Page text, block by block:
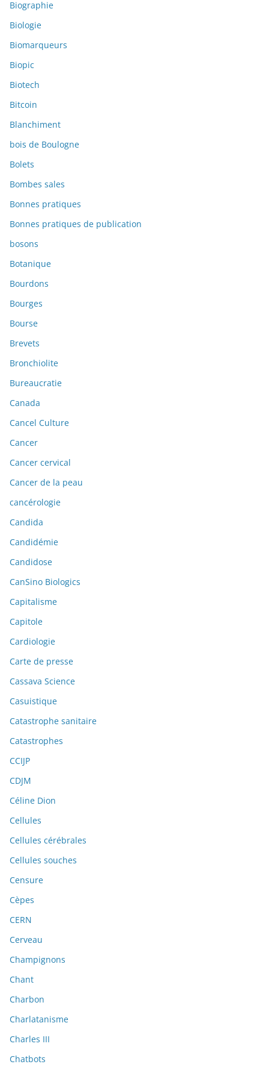
Biographie
Biologie
Biomarqueurs
Biopic
Biotech
Bitcoin
Blanchiment
bois de Boulogne
Bolets
Bombes sales
Bonnes pratiques
Bonnes pratiques de publication
bosons
Botanique
Bourdons
Bourges
Bourse
Brevets
Bronchiolite
Bureaucratie
Canada
Cancel Culture
Cancer
Cancer cervical
Cancer de la peau
cancérologie
Candida
Candidémie
Candidose
CanSino Biologics
Capitalisme
Capitole
Cardiologie
Carte de presse
Cassava Science
Casuistique
Catastrophe sanitaire
Catastrophes
CCIJP
CDJM
Céline Dion
Cellules
Cellules cérébrales
Cellules souches
Censure
Cèpes
CERN
Cerveau
Champignons
Chant
Charbon
Charlatanisme
Charles III
Chatbots